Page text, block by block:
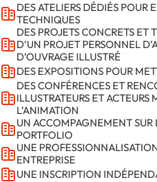
DES ATELIERS DÉDIÉS POUR
TECHNIQUES
DES PROJETS CONCRETS ET
D’UN PROJET PERSONNEL
D’OUVRAGE ILLUSTRÉ
DES EXPOSITIONS POUR
DES CONFÉRENCES ET
ILLUSTRATEURS ET
L’ANIMATION
UN ACCOMPAGNEMENT
PORTFOLIO
UNE
ENTREPRISE
UNE INSCRIPTION